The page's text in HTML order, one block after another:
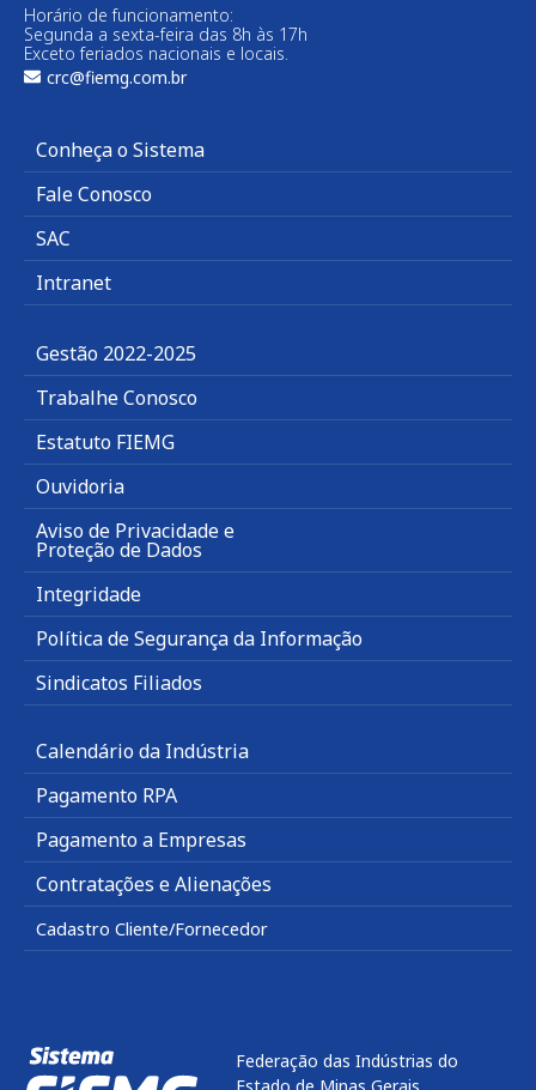
Horário de funcionamento:
Segunda a sexta-feira das 8h às 17h
Exceto feriados nacionais e locais.
crc@fiemg.com.br
Conheça o Sistema
Fale Conosco
SAC
Intranet
Gestão 2022-2025
Trabalhe Conosco
Estatuto FIEMG
Ouvidoria
Aviso de Privacidade e
Proteção de Dados
Integridade
Política de Segurança da Informação
Sindicatos Filiados
Calendário da Indústria
Pagamento RPA
Pagamento a Empresas
Contratações e Alienações
Cadastro Cliente/Fornecedor
Federação das Indústrias do